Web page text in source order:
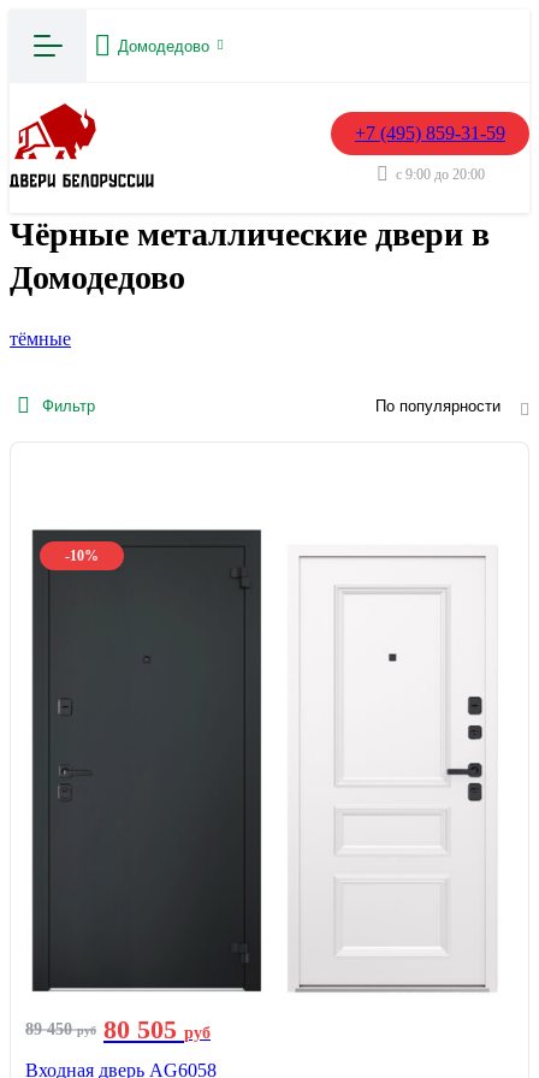
Домодедово
+7 (495) 859-31-59
с 9:00 до 20:00
Чёрные металлические двери в
Домодедово
тёмные
Фильтр По популярности
-10%
89 450руб 80 505 руб
Входная дверь AG6058